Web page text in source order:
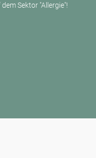
Sektor "Allergie"!